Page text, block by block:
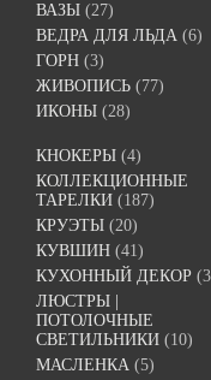
ВАЗЫ (27)
ВЕДРА ДЛЯ ЛЬДА (6)
ГОРН (3)
ЖИВОПИСЬ (77)
ИКОНЫ (28)
КНОКЕРЫ (4)
КОЛЛЕКЦИОННЫЕ
ТАРЕЛКИ (187)
КРУЭТЫ (20)
КУВШИН (41)
КУХОННЫЙ ДЕКОР
ЛЮСТРЫ |
ПОТОЛОЧНЫЕ
СВЕТИЛЬНИКИ (10)
МАСЛЕНКА (5)